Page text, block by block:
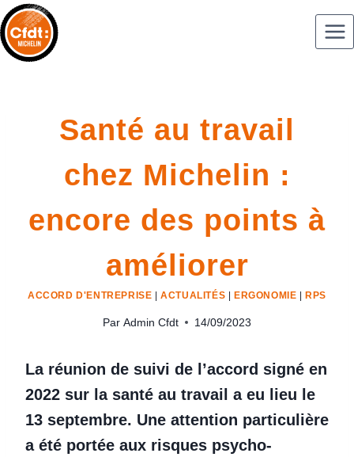
Santé au travail
chez Michelin :
encore des points à
améliorer
ACCORD D'ENTREPRISE |ACTUALITÉS ERGONOMIE RPS
Par Admin Cfdt 14/09/2023
La réunion de suivi de l’accord signé en
2022 sur la santé au travail a eu lieu le
13 septembre. Une attention particulière
a été portée aux risques psycho-